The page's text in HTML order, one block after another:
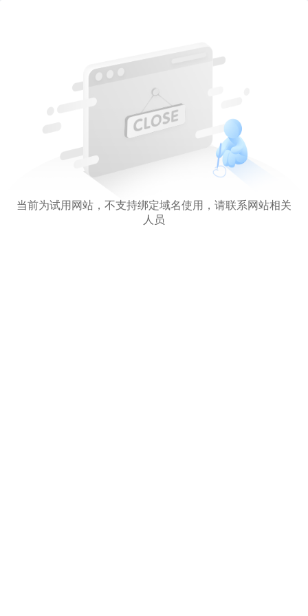
当前为试用网站，不支持绑定域名使用，请联系网站相关
人员